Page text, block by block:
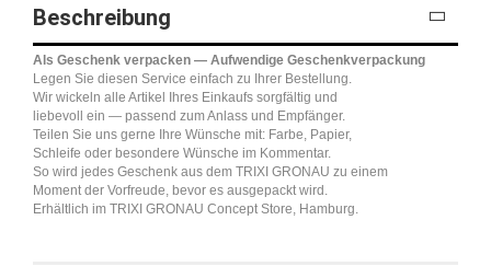
Beschreibung
Als Geschenk verpacken — Aufwendige Geschenkverpackung
Legen Sie diesen Service einfach zu Ihrer Bestellung.
Wir wickeln alle Artikel Ihres Einkaufs sorgfältig und
liebevoll ein — passend zum Anlass und Empfänger.
Teilen Sie uns gerne Ihre Wünsche mit: Farbe, Papier,
Schleife oder besondere Wünsche im Kommentar.
So wird jedes Geschenk aus dem TRIXI GRONAU zu einem
Moment der Vorfreude, bevor es ausgepackt wird.
Erhältlich im TRIXI GRONAU Concept Store, Hamburg.